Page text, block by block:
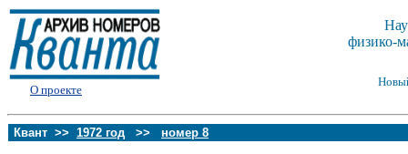
О проекте
физико-
Квант >> 1972 год >> номер 8